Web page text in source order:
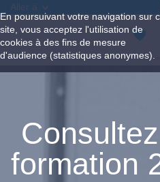
En poursuivant votre navigation sur
site, vous acceptez l'utilisation de
cookies à des fins de mesure
d'audience (statistiques anonymes).
Aller à
formation